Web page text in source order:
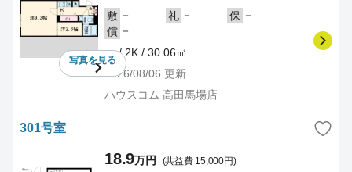
写真を見る
敷 － 礼 － 保 －
償 －
－ / 2K / 30.06㎡
2026/08/06 更新
ハウスコム 高田馬場店
301号室
18.9万円 (共益費 15,000円)